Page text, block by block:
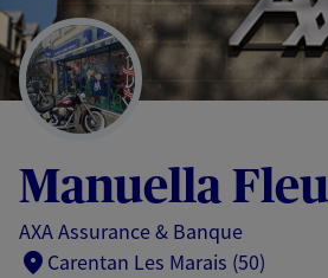
pied
de
page
Manuella
AXA Assurance & Banque
Carentan Les Marais (50)